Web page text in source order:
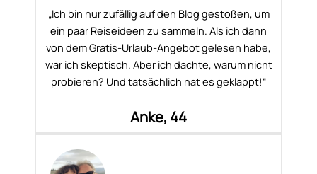
„Ich bin nur zufällig auf den Blog gestoßen, um
ein paar Reiseideen zu sammeln. Als ich dann
von dem Gratis-Urlaub-Angebot gelesen habe,
war ich skeptisch. Aber ich dachte, warum nicht
probieren? Und tatsächlich hat es geklappt!“
Anke, 44